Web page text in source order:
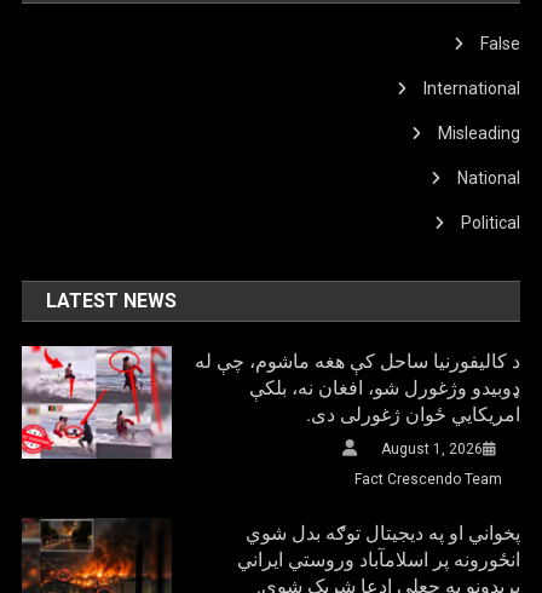
False
International
Misleading
National
Political
LATEST NEWS
د کالیفورنیا ساحل کې هغه ماشوم، چې له
ډوبیدو وژغورل شو، افغان نه، بلکې
امریکایي ځوان ژغورلی دی.
August 1, 2026
Fact Crescendo Team
پخواني او په دیجیتال توګه بدل شوي
انځورونه پر اسلامآباد وروستي ایراني
بريدونو په جعلي ادعا شریک شوي.